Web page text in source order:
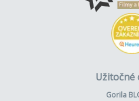
Užitočné
Gorila